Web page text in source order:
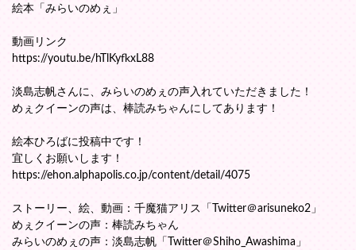
絵本「みらいのめぇ」
動画リンク
https://youtu.be/hTlKyfkxL88
淡島志帆さんに、みらいのめぇの声入れていただきました！
めぇクイーンの声は、棒読みちゃんにしてあります！
絵本ひろばに投稿中です！
宜しくお願いします！
https://ehon.alphapolis.co.jp/content/detail/4075
ストーリー、絵、動画：千魔猫アリス「Twitter＠arisuneko2」
めぇクイーンの声：棒読みちゃん
みらいのめぇの声：淡島志帆「Twitter＠Shiho_Awashima」